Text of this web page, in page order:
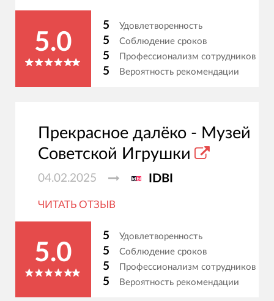
5.0
5 Удовлетворенность
5 Соблюдение сроков
5 Профессионализм сотрудников
5 Вероятность рекомендации
Прекрасное далёко - Музей
Советской Игрушки
04.02.2025 IDBI
ЧИТАТЬ ОТЗЫВ
5.0
5 Удовлетворенность
5 Соблюдение сроков
5 Профессионализм сотрудников
5 Вероятность рекомендации